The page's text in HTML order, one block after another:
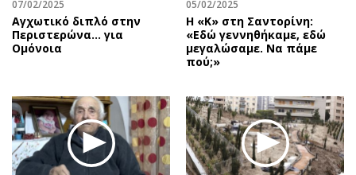
07/02/2025
Αγχωτικό διπλό στην
Περιστερώνα… για
Ομόνοια
05/02/2025
Η «Κ» στη Σαντορίνη:
«Εδώ γεννηθήκαμε, εδώ
μεγαλώσαμε. Να πάμε
πού;»